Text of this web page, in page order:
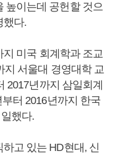
높이는데 공헌할 것으
했다.
지 미국 회계학과 조교
지 서울대 경영대학 교
2017년까지 삼일회계
터 2016년까지 한국
했다.
고 있는 HD현대, 신